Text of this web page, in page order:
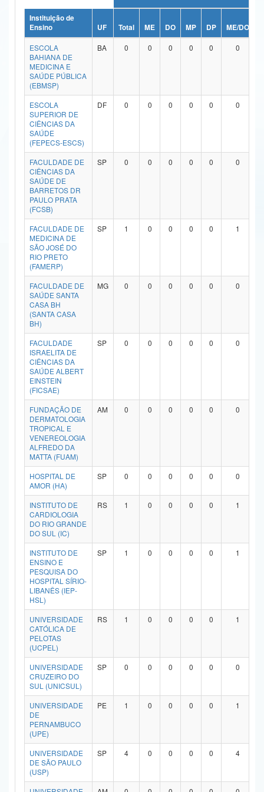
Ministério da Ciência, Tecnologia, Inovações e Comunicações
Ministério do Meio Ambiente
Ministério do Turismo
Ministério do Desenvolvimento Regional
Controladoria-Geral da União
Ministério da Mulher, da Família e dos Direitos Humanos
Secretaria de Governo
Gabinete de Segurança Institucional
Advocacia-Geral da União
Banco Central do Brasil
Instituição de
Ensino
UF Total ME DO MP DP ME/DO
ESCOLA
BAHIANA DE
MEDICINA E
SAÚDE PÚBLICA
(EBMSP)
BA 0 0 0 0 0 0
ESCOLA
SUPERIOR DE
CIÊNCIAS DA
SAÚDE
(FEPECS-ESCS)
DF 0 0 0 0 0 0
FACULDADE DE
CIÊNCIAS DA
SAÚDE DE
BARRETOS DR
PAULO PRATA
(FCSB)
SP 0 0 0 0 0 0
FACULDADE DE
MEDICINA DE
SÃO JOSÉ DO
RIO PRETO
(FAMERP)
SP 1 0 0 0 0 1
FACULDADE DE
SAÚDE SANTA
CASA BH
(SANTA CASA
BH)
MG 0 0 0 0 0 0
FACULDADE
ISRAELITA DE
CIÊNCIAS DA
SAÚDE ALBERT
EINSTEIN
(FICSAE)
SP 0 0 0 0 0 0
FUNDAÇÃO DE
DERMATOLOGIA
TROPICAL E
VENEREOLOGIA
ALFREDO DA
MATTA (FUAM)
AM 0 0 0 0 0 0
HOSPITAL DE
AMOR (HA)
SP 0 0 0 0 0 0
INSTITUTO DE
CARDIOLOGIA
DO RIO GRANDE
DO SUL (IC)
RS 1 0 0 0 0 1
INSTITUTO DE
ENSINO E
PESQUISA DO
HOSPITAL SÍRIO-
LIBANÊS (IEP-
HSL)
SP 1 0 0 0 0 1
UNIVERSIDADE
CATÓLICA DE
PELOTAS
(UCPEL)
RS 1 0 0 0 0 1
UNIVERSIDADE
CRUZEIRO DO
SUL (UNICSUL)
SP 0 0 0 0 0 0
UNIVERSIDADE
DE
PERNAMBUCO
(UPE)
PE 1 0 0 0 0 1
UNIVERSIDADE
DE SÃO PAULO
(USP)
SP 4 0 0 0 0 4